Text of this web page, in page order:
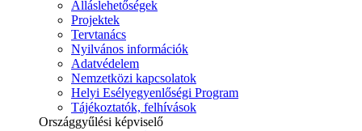
Álláslehetőségek
Projektek
Tervtanács
Nyilvános információk
Adatvédelem
Nemzetközi kapcsolatok
Helyi Esélyegyenlőségi Program
Tájékoztatók, felhívások
Országgyűlési képviselő